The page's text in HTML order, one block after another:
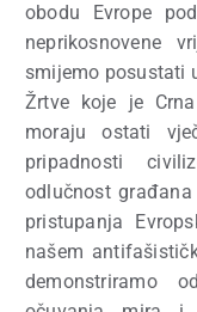
obodu Evrope
neprikosnovene
smijemo posustati
Žrtve koje je
moraju ostati
pripadnosti
odlučnost
pristupanja
našem
demonstriramo